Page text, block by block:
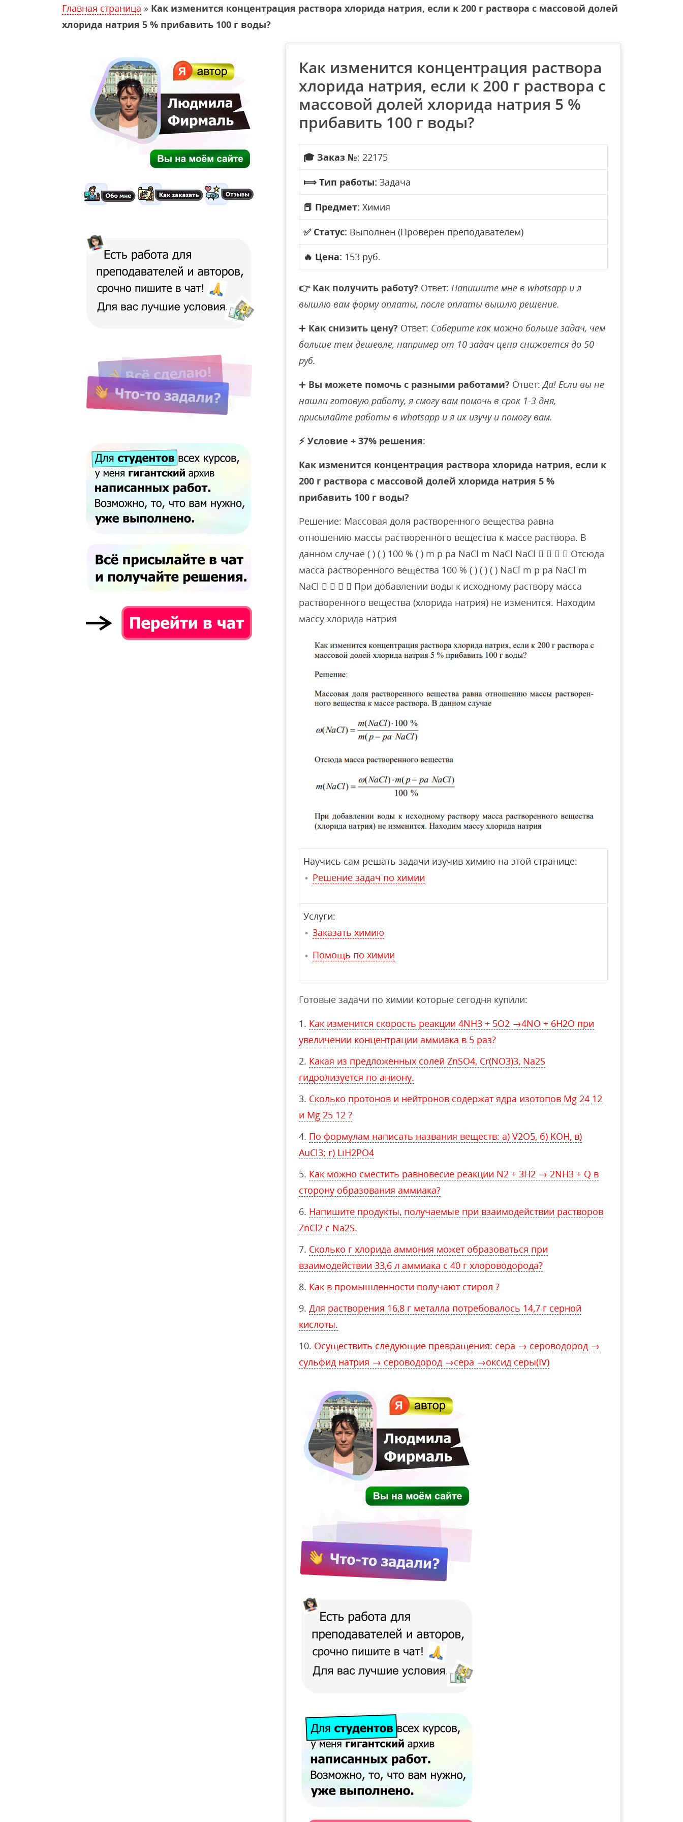
Главная страница » Как изменится концентрация раствора хлорида натрия, если к 200 г раствора с массовой долей
хлорида натрия 5 % прибавить 100 г воды?
Как изменится концентрация раствора
хлорида натрия, если к 200 г раствора с
массовой долей хлорида натрия 5 %
прибавить 100 г воды?
🎓 Заказ №: 22175
⟾ Тип работы: Задача
📕 Предмет: Химия
✅ Статус: Выполнен (Проверен преподавателем)
🔥 Цена: 153 руб.
👉 Как получить работу? Ответ: Напишите мне в whatsapp и я
вышлю вам форму оплаты, после оплаты вышлю решение.
➕ Как снизить цену? Ответ: Соберите как можно больше задач, чем
больше тем дешевле, например от 10 задач цена снижается до 50
руб.
➕ Вы можете помочь с разными работами? Ответ:Да! Если вы не
нашли готовую работу, я смогу вам помочь в срок 1-3 дня,
присылайте работы в whatsapp и я их изучу и помогу вам.
⚡ Условие + 37% решения:
Как изменится концентрация раствора хлорида натрия, если к
200 г раствора с массовой долей хлорида натрия 5 %
прибавить 100 г воды?
Решение: Массовая доля растворенного вещества равна
отношению массы растворенного вещества к массе раствора. В
данном случае ( ) ( ) 100 % ( ) m р ра NaCl m NaCl NaCl     Отсюда
масса растворенного вещества 100 % ( ) ( ) ( ) NaCl m р ра NaCl m
NaCl     При добавлении воды к исходному раствору масса
растворенного вещества (хлорида натрия) не изменится. Находим
массу хлорида натрия
Научись сам решать задачи изучив химию на этой странице:
Решение задач по химии
Услуги:
Заказать химию
Помощь по химии
Готовые задачи по химии которые сегодня купили:
Как изменится скорость реакции 4NH3 + 5O2 →4NO + 6H2O при
увеличении концентрации аммиака в 5 раз?
Какая из предложенных солей ZnSO4, Cr(NO3)3, Na2S
гидролизуется по аниону.
Сколько протонов и нейтронов содержат ядра изотопов Mg 24 12
и Mg 25 12 ?
По формулам написать названия веществ: а) V2O5, б) KOH, в)
AuCl3; г) LiH2PO4
Как можно сместить равновесие реакции N2 + 3H2 → 2NH3 + Q в
сторону образования аммиака?
Напишите продукты, получаемые при взаимодействии растворов
ZnCl2 с Na2S.
Сколько г хлорида аммония может образоваться при
взаимодействии 33,6 л аммиака с 40 г хлороводорода?
Как в промышленности получают стирол ?
Для растворения 16,8 г металла потребовалось 14,7 г серной
кислоты.
Осуществить следующие превращения: сера → сероводород →
сульфид натрия → сероводород →сера →оксид серы(IV)